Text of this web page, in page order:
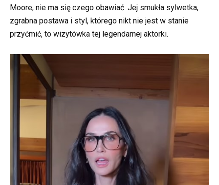
Moore, nie ma się czego obawiać. Jej smukła sylwetka,
zgrabna postawa i styl, którego nikt nie jest w stanie
przyćmić, to wizytówka tej legendarnej aktorki.